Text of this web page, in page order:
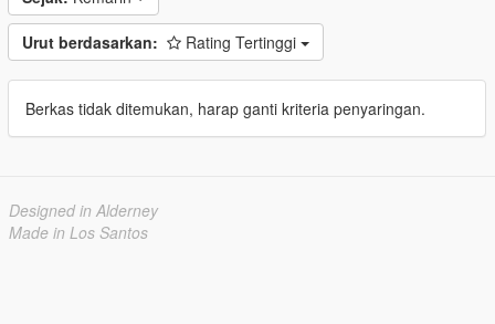
Urut berdasarkan: Rating Tertinggi
Berkas tidak ditemukan, harap ganti kriteria penyaringan.
Designed in Alderney
Made in Los Santos